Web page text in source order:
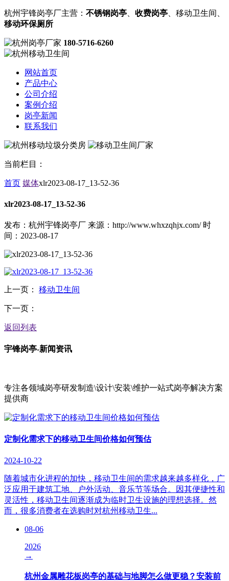
杭州宇锋岗亭厂主营： 不锈钢岗亭 收费岗亭 、移动卫生间、
移动环保厕所
180-5716-6260
网站首页
产品中心
公司介绍
案例介绍
岗亭新闻
联系我们
当前栏目：
首页 媒体xlr2023-08-17_13-52-36
xlr2023-08-17_13-52-36
发布：杭州宇锋岗亭厂 来源：http://www.whxzqhjx.com/ 时
间：2023-08-17
上一页： 移动卫生间
下一页：
返回列表
宇锋岗亭-新闻资讯
专注各领域岗亭研发制造\设计\安装\维护一站式岗亭解决方案
提供商
定制化需求下的移动卫生间价格如何预估
2024-10-22
随着城市化进程的加快，移动卫生间的需求越来越多样化，广
泛应用于建筑工地、户外活动、音乐节等场合。因其便捷性和
灵活性，移动卫生间逐渐成为临时卫生设施的理想选择。然
而，很多消费者在选购时对杭州移动卫生...
08-06
2026
→
杭州金属雕花板岗亭的基础与地脚怎么做更稳？安装前